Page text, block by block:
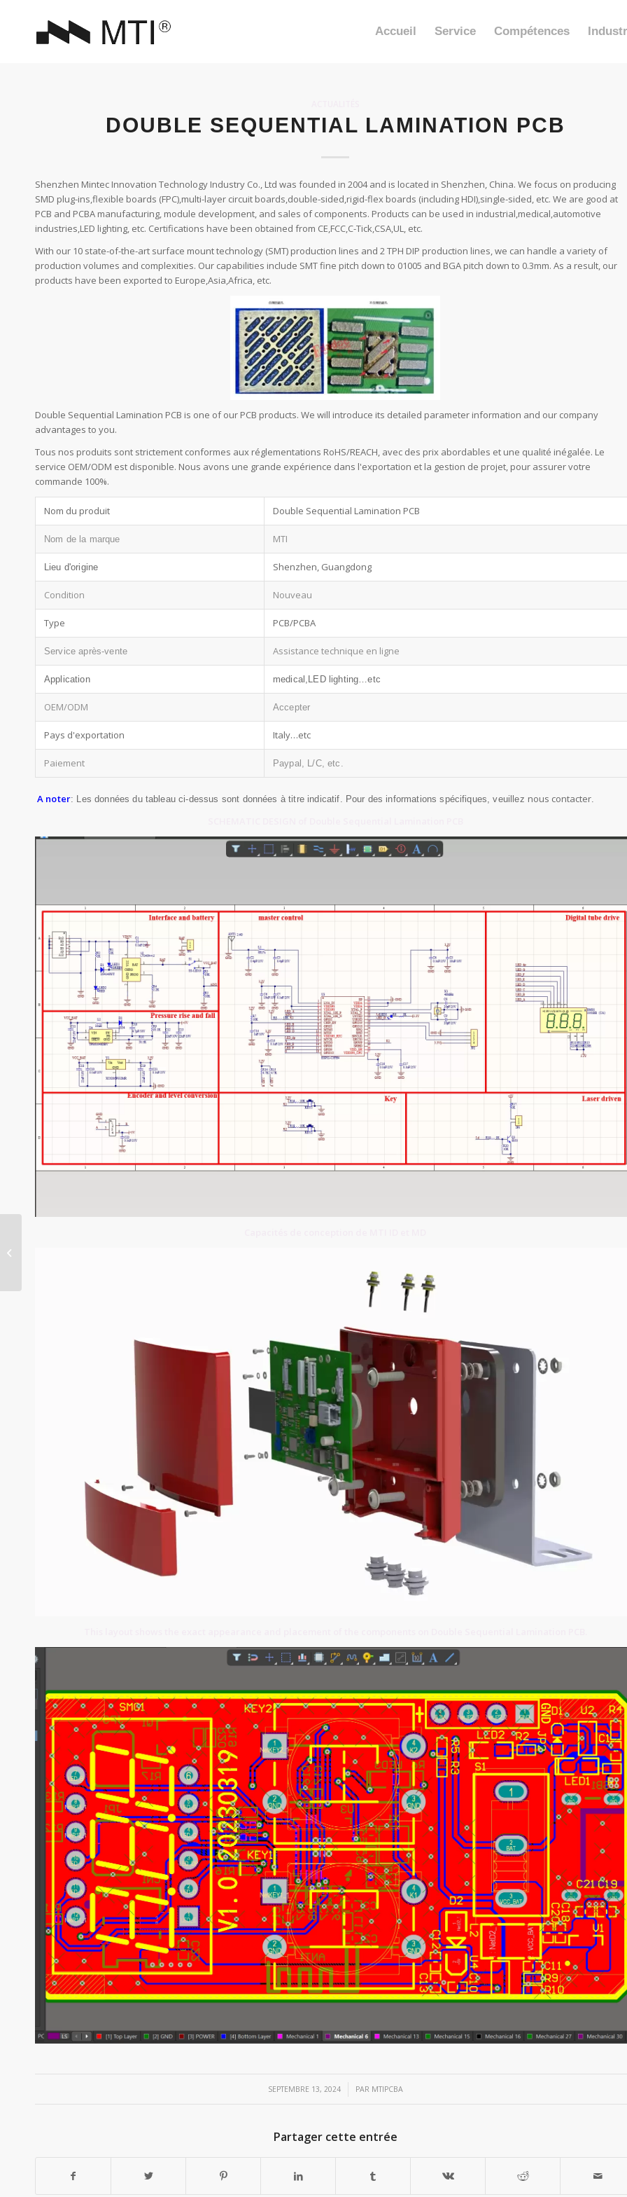
Accueil Service Compétences
DOUBLE SEQUENTIAL LAMINATION PCB
Shenzhen Mintec Innovation Technology Industry Co., Ltd was founded in 2004 and is located in Shenzhen, China. We focus on producing
SMD plug-ins,flexible boards (FPC),multi-layer circuit boards,double-sided,rigid-flex boards (including HDI),single-sided, etc. We are good at
PCB and PCBA manufacturing, module development, and sales of components. Products can be used in industrial,medical,automotive
industries,LED lighting, etc. Certifications have been obtained from CE,FCC,C-Tick,CSA,UL, etc.
With our 10 state-of-the-art surface mount technology (SMT) production lines and 2 TPH DIP production lines, we can handle a variety of
production volumes and complexities. Our capabilities include SMT fine pitch down to 01005 and BGA pitch down to 0.3mm. As a result, our
products have been exported to Europe,Asia,Africa, etc.
Double Sequential Lamination PCB is one of our PCB products. We will introduce its detailed parameter information and our company
advantages to you.
Tous nos produits sont strictement conformes aux réglementations RoHS/REACH, avec des prix abordables et une qualité inégalée. Le
service OEM/ODM est disponible. Nous avons une grande expérience dans l'exportation et la gestion de projet, pour assurer votre
commande 100%.
Nom du produit Double Sequential Lamination PCB
Nom de la marque MTI
Lieu d'origine Shenzhen, Guangdong
Condition Nouveau
Type PCB/PCBA
Service après-vente Assistance technique en ligne
Application medical,LED lighting…etc
OEM/ODM Accepter
Pays d'exportation Italy…etc
Paiement Paypal, L/C, etc.
A noter: Les données du tableau ci-dessus sont données à titre indicatif. Pour des informations spécifiques, veuillez nous contacter.
SEPTEMBRE 13, 2024
/ PAR MTIPCBA
Partager cette entrée